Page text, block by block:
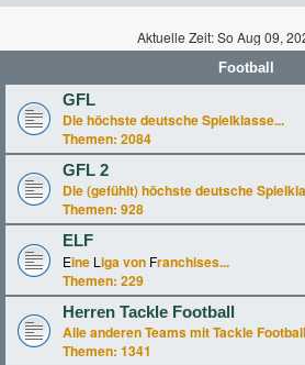
Aktuelle Zeit: So Aug 09,
Football
GFL
Die höchste deutsche Spielklasse...
Themen: 2084
GFL 2
Die (gefühlt) höchste deutsche
Themen: 928
ELF
Eine L iga von Franchises...
Themen: 229
Herren Tackle Football
Alle anderen Teams mit Tackle Football
Themen: 1341